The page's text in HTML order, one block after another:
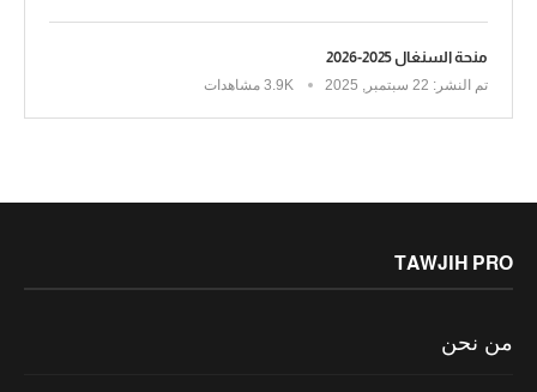
منحة السنغال 2025-2026
تم النشر: 3.9K مشاهدات
TAWJIH PRO
من نحن